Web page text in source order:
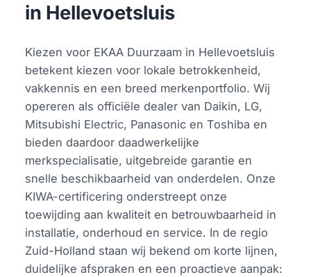
in Hellevoetsluis
Kiezen voor EKAA Duurzaam in Hellevoetsluis
betekent kiezen voor lokale betrokkenheid,
vakkennis en een breed merkenportfolio. Wij
opereren als officiële dealer van Daikin, LG,
Mitsubishi Electric, Panasonic en Toshiba en
bieden daardoor daadwerkelijke
merkspecialisatie, uitgebreide garantie en
snelle beschikbaarheid van onderdelen. Onze
KIWA-certificering onderstreept onze
toewijding aan kwaliteit en betrouwbaarheid in
installatie, onderhoud en service. In de regio
Zuid-Holland staan wij bekend om korte lijnen,
duidelijke afspraken en een proactieve aanpak: